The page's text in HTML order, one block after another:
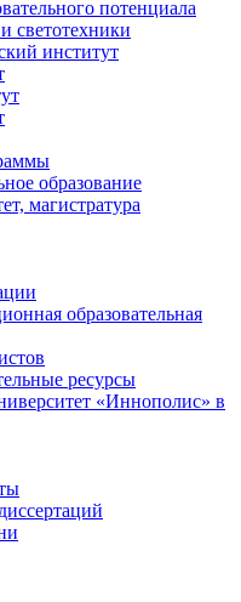
потенциала
светотехники
институт
образование
магистратура
образовательная
ресурсы
«Иннополис» в